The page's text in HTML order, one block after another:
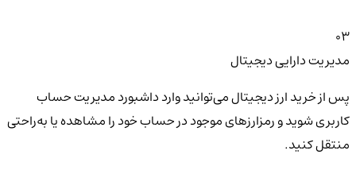
03
مدیریت دارایی دیجیتال
پس از خرید ارز دیجیتال می‌توانید وارد داشبورد مدیریت حساب
کاربری شوید و رمزارزهای موجود در حساب خود را مشاهده یا به‌راحتی
منتقل کنید.